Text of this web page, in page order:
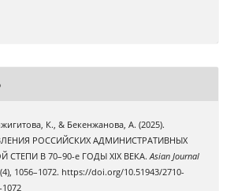
К., & Бекенжанова, А. (2025).
РОССИЙСКИХ АДМИНИСТРАТИВНЫХ
СТЕПИ В 70–90-е ГОДЫ XIX ВЕКА.Asian Journal
(4), 1056–1072. https://doi.org/10.51943/2710-
1072